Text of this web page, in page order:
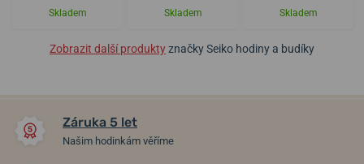
Skladem Skladem Skladem
Zobrazit další produktyznačky Seiko hodiny a budíky
Záruka 5 let
Našim hodinkám věříme